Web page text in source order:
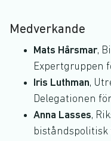
Medverkande
Mats Hårsmar,
Expertgruppen
Iris Luthman,
Delegationen
Anna Lasses,
biståndspolitisk